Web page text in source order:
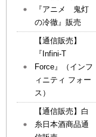
『アニメ 鬼灯
の冷徹』販売
【通信販売】
『Infini-T
Force』（インフ
ィニティ フォー
ス）
【通信販売】白
糸日本酒商品通